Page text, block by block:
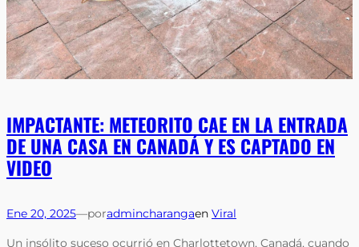
IMPACTANTE: METEORITO CAE EN LA ENTRADA
DE UNA CASA EN CANADÁ Y ES CAPTADO EN
VIDEO
Ene 20, 2025—poradmincharangaen Viral
Un insólito suceso ocurrió en Charlottetown, Canadá, cuando